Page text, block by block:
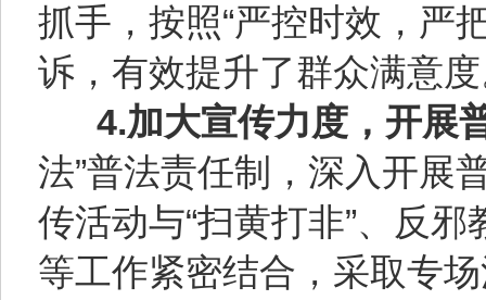
抓手，按照“严控时效，严
诉，有效提升了群众满意
4.加大宣传力度，开展
法”普法责任制，深入开展
传活动与“扫黄打非”、反
等工作紧密结合，采取专